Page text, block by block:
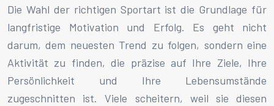
Die Wahl der richtigen Sportart ist die Grundlage für
langfristige Motivation und Erfolg. Es geht nicht
darum, dem neuesten Trend zu folgen, sondern eine
Aktivität zu finden, die präzise auf Ihre Ziele, Ihre
Persönlichkeit und Ihre Lebensumstände
zugeschnitten ist. Viele scheitern, weil sie diesen